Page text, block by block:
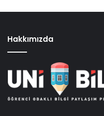
Hakkımızda